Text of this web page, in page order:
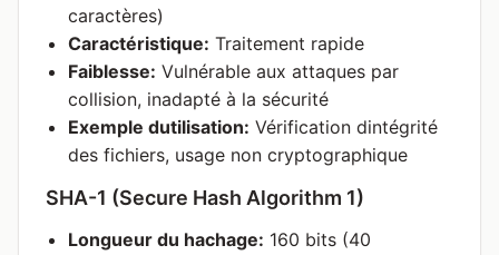
caractères)
Caractéristique: Traitement rapide
Faiblesse: Vulnérable aux attaques par
collision, inadapté à la sécurité
Exemple dutilisation: Vérification dintégrité
des fichiers, usage non cryptographique
SHA-1 (Secure Hash Algorithm 1)
Longueur du hachage: 160 bits (40